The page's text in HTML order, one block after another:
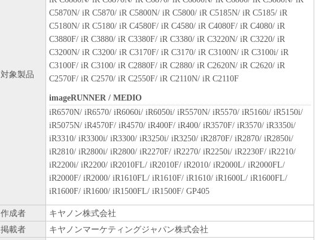
６．サポートおよびアップデート
キヤノン、キヤノンの子会社、関係会社、それらの販売代理店および販売店、並
びにキヤノンのライセンサーは、お客様による「本ソフトウェア」の使用を支援
すること、および「本ソフトウェア」に対してアップデート、バグの修正あるい
はサポートを行うことについて、いかなる責任も負うものではありません。
７．保証の否認・免責
(1) 「本ソフトウェア」は、『現状のまま』の状態で使用許諾されます。キヤノ
ン、キヤノンのライセンサー、キヤノンの子会社、キヤノンの関連会社、それら
の販売代理店または販売店のいずれも、「本ソフトウェア」に関して、商品性お
よび特定の目的への適合性の保証を含め、いかなる保証も、明示たると黙示たる
とを問わず一切しないものとします。
(2) キヤノン、キヤノンのライセンサー、キヤノンの子会社、キヤノンの関連会
たは使用不能から生ずるいかなる損害（逸失利益およびその他の派生的または付
随的な損害を含むがこれらに限定されない全ての損害を言います。）について、
対象製品
C5870N/ iR C5870/ iR C5800N/ iR C5800/ iR C5185N/ iR C5185/ iR
C5180N/ iR C5180/ iR C4580F/ iR C4580/ iR C4080F/ iR C4080/ iR
C3880F/ iR C3880/ iR C3380F/ iR C3380/ iR C3220N/ iR C3220/ iR
C3200N/ iR C3200/ iR C3170F/ iR C3170/ iR C3100N/ iR C3100i/ iR
C3100F/ iR C3100/ iR C2880F/ iR C2880/ iR C2620N/ iR C2620/ iR
C2570F/ iR C2570/ iR C2550F/ iR C2110N/ iR C2110F
imageRUNNER / MEDIO
iR6570N/ iR6570/ iR6060i/ iR6050i/ iR5570N/ iR5570/ iR5160i/ iR5150i/
iR5075N/ iR4570F/ iR4570/ iR400F/ iR400/ iR3570F/ iR3570/ iR3350i/
iR3310/ iR3300i/ iR3300/ iR3250i/ iR3250/ iR2870F/ iR2870/ iR2850i/
iR2810/ iR2800i/ iR2800/ iR2270F/ iR2270/ iR2250i/ iR2230F/ iR2210/
iR2200i/ iR2200/ iR2010FL/ iR2010F/ iR2010/ iR2000L/ iR2000FL/
iR2000F/ iR2000/ iR1610FL/ iR1610F/ iR1610/ iR1600L/ iR1600FL/
iR1600F/ iR1600/ iR1500FL/ iR1500F/ GP405
作成者
キヤノン株式会社
掲載者
キヤノンマーケティングジャパン株式会社